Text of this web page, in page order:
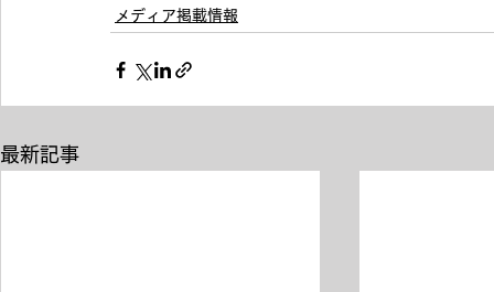
メディア掲載情報
最新記事